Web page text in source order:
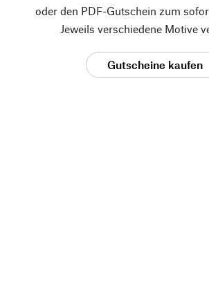
oder den PDF-Gutschein zum
Jeweils verschiedene Motive
Gutscheine kaufen